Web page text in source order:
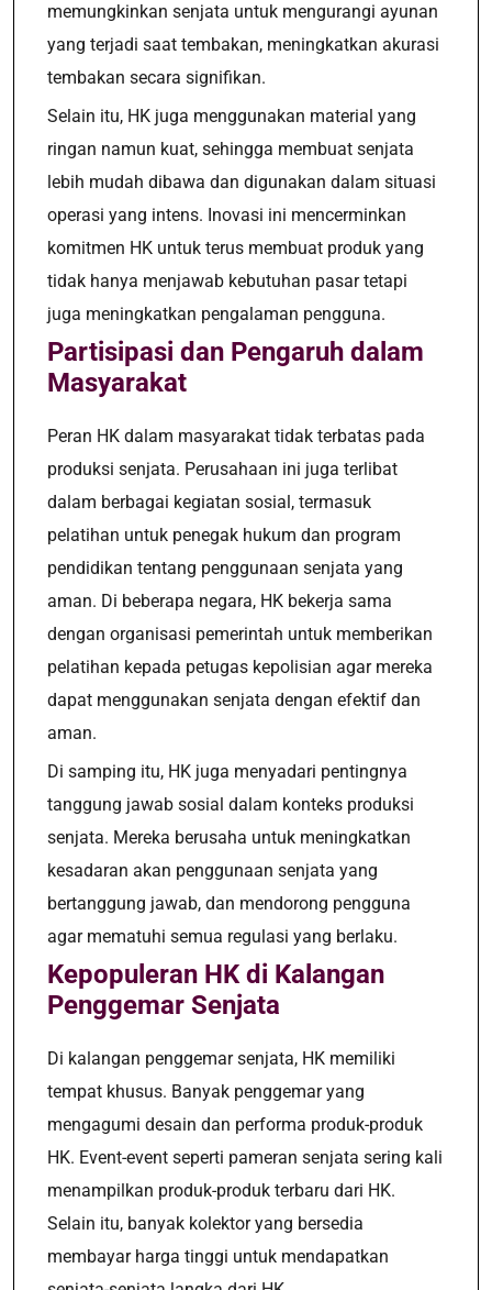
memungkinkan senjata untuk mengurangi ayunan
yang terjadi saat tembakan, meningkatkan akurasi
tembakan secara signifikan.
Selain itu, HK juga menggunakan material yang
ringan namun kuat, sehingga membuat senjata
lebih mudah dibawa dan digunakan dalam situasi
operasi yang intens. Inovasi ini mencerminkan
komitmen HK untuk terus membuat produk yang
tidak hanya menjawab kebutuhan pasar tetapi
juga meningkatkan pengalaman pengguna.
Partisipasi dan Pengaruh dalam
Masyarakat
Peran HK dalam masyarakat tidak terbatas pada
produksi senjata. Perusahaan ini juga terlibat
dalam berbagai kegiatan sosial, termasuk
pelatihan untuk penegak hukum dan program
pendidikan tentang penggunaan senjata yang
aman. Di beberapa negara, HK bekerja sama
dengan organisasi pemerintah untuk memberikan
pelatihan kepada petugas kepolisian agar mereka
dapat menggunakan senjata dengan efektif dan
aman.
Di samping itu, HK juga menyadari pentingnya
tanggung jawab sosial dalam konteks produksi
senjata. Mereka berusaha untuk meningkatkan
kesadaran akan penggunaan senjata yang
bertanggung jawab, dan mendorong pengguna
agar mematuhi semua regulasi yang berlaku.
Kepopuleran HK di Kalangan
Penggemar Senjata
Di kalangan penggemar senjata, HK memiliki
tempat khusus. Banyak penggemar yang
mengagumi desain dan performa produk-produk
HK. Event-event seperti pameran senjata sering kali
menampilkan produk-produk terbaru dari HK.
Selain itu, banyak kolektor yang bersedia
membayar harga tinggi untuk mendapatkan